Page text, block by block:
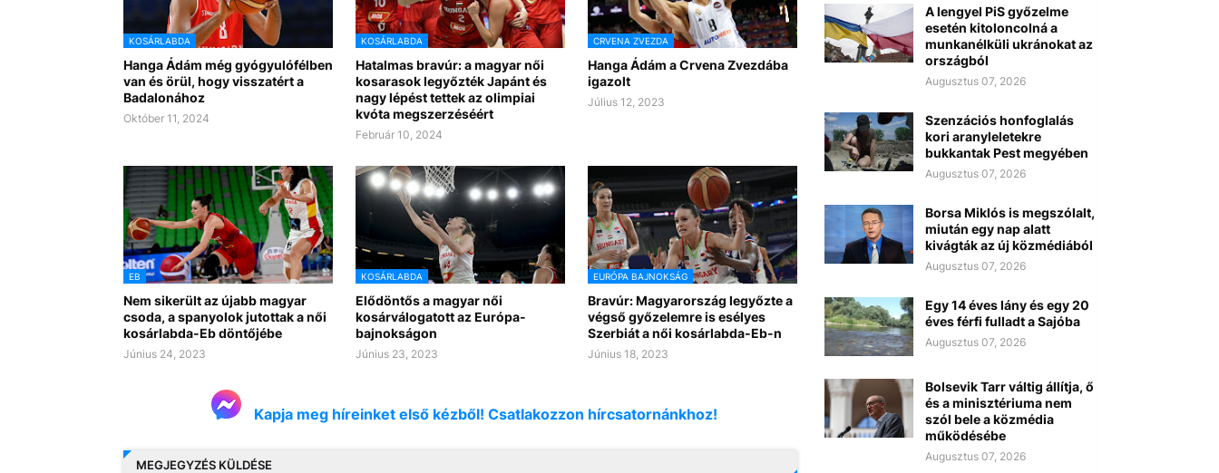
KOSÁRLABDA
Hanga Ádám még gyógyulófélben
van és örül, hogy visszatért a
Badalonához
Október 11, 2024
KOSÁRLABDA
Hatalmas bravúr: a magyar női
kosarasok legyőzték Japánt és
nagy lépést tettek az olimpiai
kvóta megszerzéséért
Február 10, 2024
CRVENA ZVEZDA
Hanga Ádám a Crvena Zvezdába
igazolt
Július 12, 2023
EB
Nem sikerült az újabb magyar
csoda, a spanyolok jutottak a női
kosárlabda-Eb döntőjébe
Június 24, 2023
KOSÁRLABDA
Elődöntős a magyar női
kosárválogatott az Európa-
bajnokságon
Június 23, 2023
EURÓPA BAJNOKSÁG
Bravúr: Magyarország legyőzte a
végső győzelemre is esélyes
Szerbiát a női kosárlabda-Eb-n
Június 18, 2023
Kapja meg híreinket első kézből! Csatlakozzon hírcsatornánkhoz!
MEGJEGYZÉS KÜLDÉSE
A lengyel PiS győzelme
esetén kitoloncolná a
munkanélküli ukránokat az
országból
Augusztus 07, 2026
Szenzációs honfoglalás
kori aranyleletekre
bukkantak Pest megyében
Augusztus 07, 2026
Borsa Miklós is megszólalt,
miután egy nap alatt
kivágták az új közmédiából
Augusztus 07, 2026
Egy 14 éves lány és egy 20
éves férfi fulladt a Sajóba
Augusztus 07, 2026
Bolsevik Tarr váltig állítja, ő
és a minisztériuma nem
szól bele a közmédia
működésébe
Augusztus 07, 2026